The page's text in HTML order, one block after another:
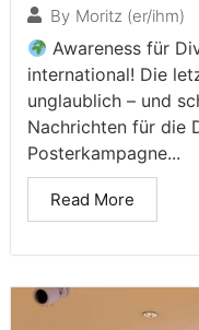
By Moritz (er/ihm)
Awareness für
international! Die
unglaublich – und
Nachrichten für die
Posterkampagne...
Read More